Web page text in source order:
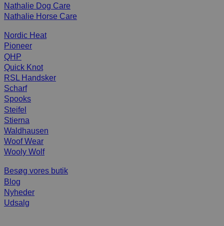
Nathalie Dog Care
Nathalie Horse Care
Nordic Heat
Pioneer
QHP
Quick Knot
RSL Handsker
Scharf
Spooks
Steifel
Stierna
Waldhausen
Woof Wear
Wooly Wolf
Besøg vores butik
Blog
Nyheder
Udsalg